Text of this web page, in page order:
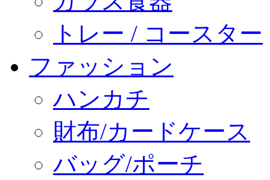
トレー / コースター
ファッション
ハンカチ
財布/カードケース
バッグ/ポーチ